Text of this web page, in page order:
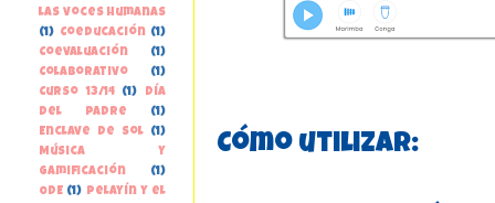
Cómo utilizar:
las voces humanas
(1) Coeducación (1)
Coevaluación
(1)
Colaborativo
(1)
Curso 13/14
(1)
Día
del Padre
(1)
Enclave de Sol
(1)
Música y
gamificación
(1)
ODE (1)
Pelayín y el